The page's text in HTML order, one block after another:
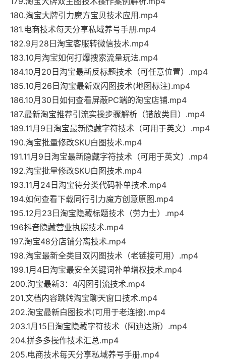
180.淘宝大牌引力魔方宝贝技术应用.mp4
181.电商技术每天分享私域养号手册.mp4
182.9月28日淘宝客服转微信技术.mp4
183.10月淘宝如何打爆搜索流量玩法.mp4
184.10月20日淘宝最新反标题技术（可任意位置）.mp4
185.10月26日淘宝最新双闪图技术(地图标注).mp4
186.10月30日如何查看屏蔽PC端的淘宝店铺.mp4
187.最新淘宝推荐引流实操步骤解析（错放类目）.mp4
189.11月9日淘宝最新隐藏字符技术（可用于英文）.mp4
190.淘宝批量修改SKU白图技术.mp4
191.11月9日淘宝最新隐藏字符技术（可用于英文）.mp4
192.淘宝批量修改SKU白图技术.mp4
193.11月24日淘宝待分类代码补单技术.mp4
194.如何查看下载同行引力魔方创意原图.mp4
195.12月23日淘宝隐藏标题技术（劳力士）.mp4
196抖音隐藏营业执照技术.mp4
197.淘宝48分店铺分离技术.mp4
198.淘宝最新全类目双闪图技术（老链接可用）.mp4
199.1月4日淘宝最安全关键词补单增权技术.mp4
200.淘宝最新3：4闪图引流技术.mp4
201.文档内容跳转淘宝聊天窗口技术.mp4
202.淘宝最新白图技术(可用于老连接).mp4
203.1月15日淘宝隐藏字符技术（阿迪达斯）.mp4
204.拼多多操作技术汇总.mp4
205.电商技术每天分享私域养号手册.mp4